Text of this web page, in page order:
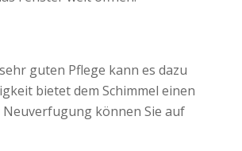
guten Pflege kann es dazu
bietet dem Schimmel einen
können Sie auf